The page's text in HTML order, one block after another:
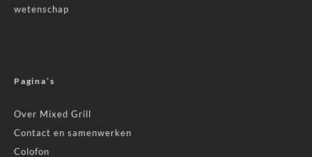
wetenschap
Pagina’s
Over Mixed Grill
Contact en samenwerken
Colofon